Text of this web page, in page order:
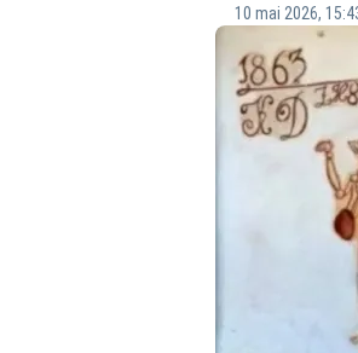
10 mai 2026,